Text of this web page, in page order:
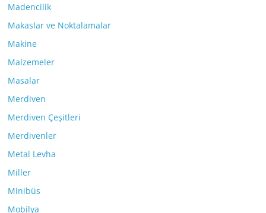
Madencilik
Makaslar ve Noktalamalar
Makine
Malzemeler
Masalar
Merdiven
Merdiven Çeşitleri
Merdivenler
Metal Levha
Miller
Minibüs
Mobilya